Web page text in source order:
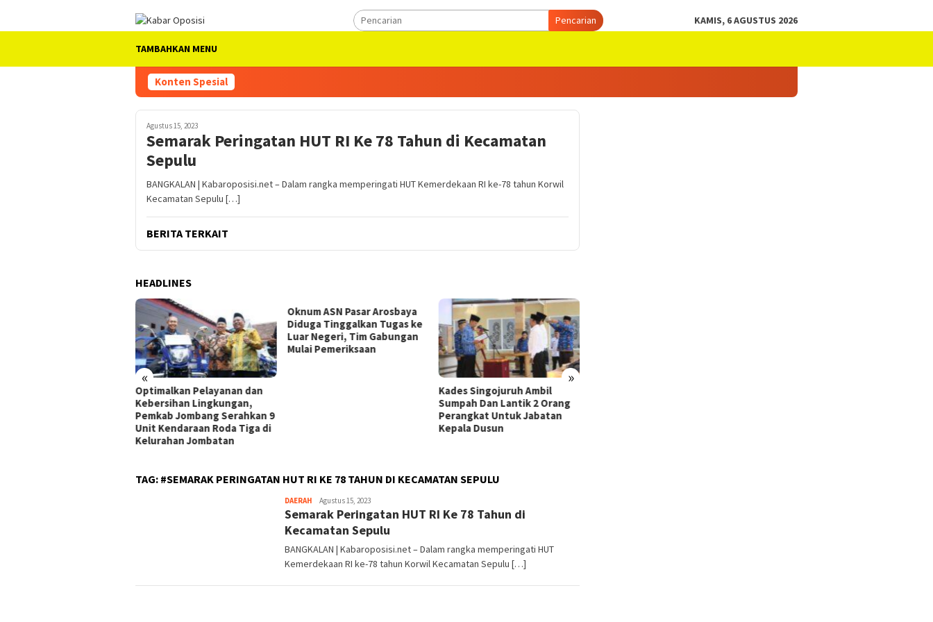
Pencarian KAMIS, 6 AGUSTUS 2026
TAMBAHKAN MENU
Konten Spesial
Agustus 15, 2023
Semarak Peringatan HUT RI Ke 78 Tahun di Kecamatan
Sepulu
BANGKALAN | Kabaroposisi.net – Dalam rangka memperingati HUT Kemerdekaan RI ke-78 tahun Korwil
Kecamatan Sepulu […]
BERITA TERKAIT
HEADLINES
« »
Optimalkan Pelayanan dan
Kebersihan Lingkungan,
Pemkab Jombang Serahkan 9
Unit Kendaraan Roda Tiga di
Oknum ASN Pasar Arosbaya
Diduga Tinggalkan Tugas ke
Luar Negeri, Tim Gabungan
Mulai Pemeriksaan
Kades Singojuruh Ambil
Sumpah Dan Lantik 2 Orang
Perangkat Untuk Jabatan
Menuju PKDI Cup Jatim, Laga
Uji Coba PKDI Banyuwangi Vs
PKDI Jember Menang Dengan
Skor 4-0
TAG: #SEMARAK PERINGATAN HUT RI KE 78 TAHUN DI KECAMATAN SEPULU
DAERAH Editor
_06
Agustus 15, 2023
Semarak Peringatan HUT RI Ke 78 Tahun di
Kecamatan Sepulu
BANGKALAN | Kabaroposisi.net – Dalam rangka memperingati HUT
Kemerdekaan RI ke-78 tahun Korwil Kecamatan Sepulu […]